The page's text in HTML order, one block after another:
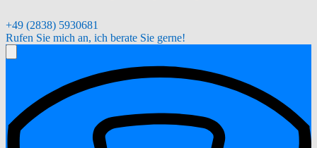
+49 (2838) 5930681
Rufen Sie mich an, ich berate Sie gerne!